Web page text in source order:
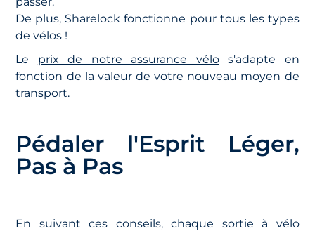
De plus, Sharelock fonctionne pour tous les types
de vélos !
Le prix de notre assurance vélos'adapte en
fonction de la valeur de votre nouveau moyen de
transport.
Pédaler l'Esprit Léger,
Pas à Pas
En suivant ces conseils, chaque sortie à vélo